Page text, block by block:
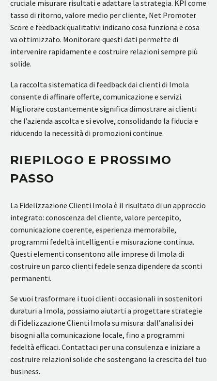
cruciale misurare risultati e adattare la strategia. KPI come
tasso di ritorno, valore medio per cliente, Net Promoter
Score e feedback qualitativi indicano cosa funziona e cosa
va ottimizzato. Monitorare questi dati permette di
intervenire rapidamente e costruire relazioni sempre più
solide.
La raccolta sistematica di feedback dai clienti di Imola
consente di affinare offerte, comunicazione e servizi.
Migliorare costantemente significa dimostrare ai clienti
che l’azienda ascolta e si evolve, consolidando la fiducia e
riducendo la necessità di promozioni continue.
RIEPILOGO E PROSSIMO
PASSO
La Fidelizzazione Clienti Imola è il risultato di un approccio
integrato: conoscenza del cliente, valore percepito,
comunicazione coerente, esperienza memorabile,
programmi fedeltà intelligenti e misurazione continua.
Questi elementi consentono alle imprese di Imola di
costruire un parco clienti fedele senza dipendere da sconti
permanenti.
Se vuoi trasformare i tuoi clienti occasionali in sostenitori
duraturi a Imola, possiamo aiutarti a progettare strategie
di Fidelizzazione Clienti Imola su misura: dall’analisi dei
bisogni alla comunicazione locale, fino a programmi
fedeltà efficaci. Contattaci per una consulenza e iniziare a
costruire relazioni solide che sostengano la crescita del tuo
business.